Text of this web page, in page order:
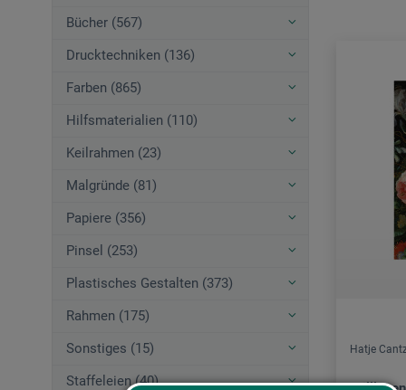
Bücher (567)
Drucktechniken (136)
Farben (865)
Hilfsmaterialien (110)
Keilrahmen (23)
Malgründe (81)
Papiere (356)
Pinsel (253)
Plastisches Gestalten (373)
Rahmen (175)
Sonstiges (15)
Staffeleien (40)
Hatje